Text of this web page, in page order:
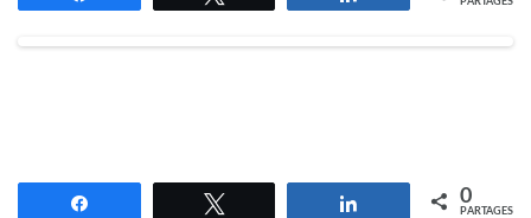
Partagez 0
PARTAGES